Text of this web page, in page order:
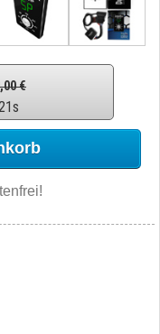
€
s